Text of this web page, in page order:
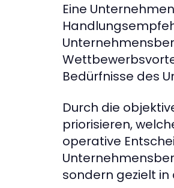
Eine
Bedürfnisse des
Durch die
priorisieren,
operative
sondern gezielt